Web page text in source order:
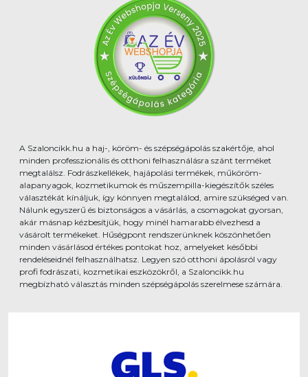
A Szaloncikk.hu a haj-, köröm- és szépségápolás szakértője, ahol
minden professzionális és otthoni felhasználásra szánt terméket
megtalálsz. Fodrászkellékek, hajápolási termékek, műköröm-
alapanyagok, kozmetikumok és műszempilla-kiegészítők széles
választékát kínáljuk, így könnyen megtalálod, amire szükséged van.
Nálunk egyszerű és biztonságos a vásárlás, a csomagokat gyorsan,
akár másnap kézbesítjük, hogy minél hamarabb élvezhesd a
vásárolt termékeket. Hűségpont rendszerünknek köszönhetően
minden vásárlásod értékes pontokat hoz, amelyeket későbbi
rendeléseidnél felhasználhatsz. Legyen szó otthoni ápolásról vagy
profi fodrászati, kozmetikai eszközökről, a Szaloncikk.hu
megbízható választás minden szépségápolás szerelmese számára.